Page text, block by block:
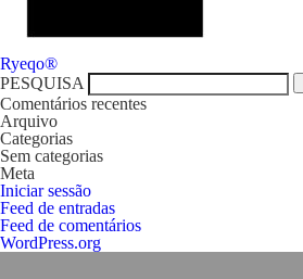
Navegação
de
artigos
Ryeqo®
PESQUISA
Comentários recentes
Arquivo
Categorias
Sem categorias
Meta
Iniciar sessão
Feed de entradas
Feed de comentários
WordPress.org